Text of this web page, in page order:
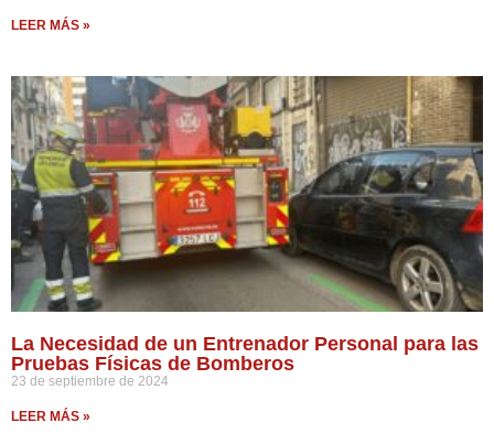
LEER MÁS »
La Necesidad de un Entrenador Personal para las
Pruebas Físicas de Bomberos
23 de septiembre de 2024
LEER MÁS »